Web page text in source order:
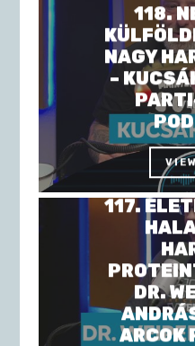
118.
NAGY
–
117.
DR.
ARCOK